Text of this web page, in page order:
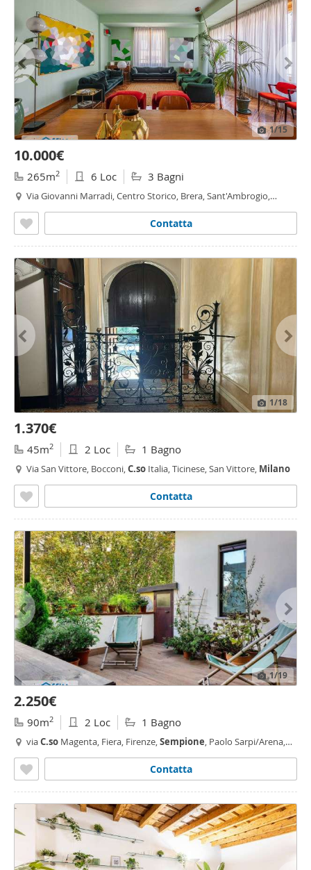
1/15
10.000€
265m2 6 Loc 3 Bagni
Via Giovanni Marradi, Centro Storico, Brera, Sant'Ambrogio,
Contatta
1/18
1.370€
45m2 2 Loc 1 Bagno
Via San Vittore, Bocconi,C.so Italia, Ticinese, San Vittore, Milano
Contatta
1/19
2.250€
90m2 2 Loc 1 Bagno
viaC.so Magenta, Fiera, Firenze,Sempione, Paolo Sarpi/Arena,
Contatta